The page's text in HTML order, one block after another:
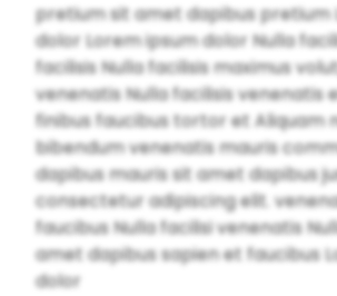
pretium sit amet dapibus pretium
dolor Lorem ipsum dolor Nulla
facilisis Nulla facilisis maximus
venenatis Nulla facilisis venenatis
finibus faucibus tortor et Aliquam
bibendum venenatis mauris
dapibus mauris sit amet dapibus
consectetur adipiscing elit.
faucibus Nulla facilisi venenatis
amet dapibus sapien et faucibus
dolor